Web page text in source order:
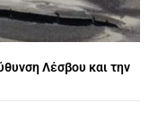
Λέσβου και την